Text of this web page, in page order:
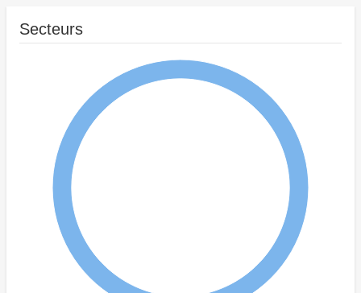
Secteurs